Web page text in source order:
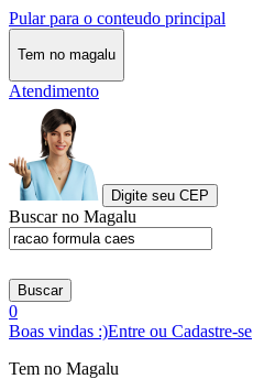
Pular para o conteudo principal
Tem no magalu
Atendimento
Digite seu CEP
Buscar no Magalu
Buscar
0
Boas vindas :)Entre ou Cadastre-se
Tem no Magalu